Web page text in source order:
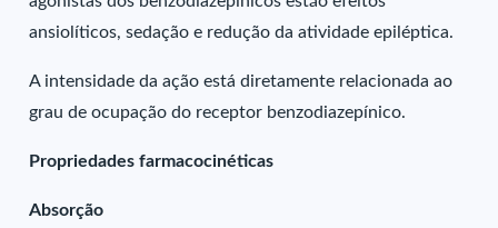
ansiolíticos, sedação e redução da atividade epiléptica.
A intensidade da ação está diretamente relacionada ao
grau de ocupação do receptor benzodiazepínico.
Propriedades farmacocinéticas
Absorção